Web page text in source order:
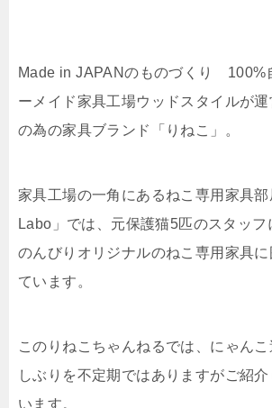
Made in JAPANのものづくり 100%
ーメイド家具工場ウッドスタイルが運
の為の家具ブランド「りねこ」。
家具工場の一角にあるねこ専用家具部
Labo」では、元保護猫5匹のスタッフ
のんびりオリジナルのねこ専用家具
ています。
このりねこちゃんねるでは、にゃん
しぶりを不定期ではありますがご紹
います。